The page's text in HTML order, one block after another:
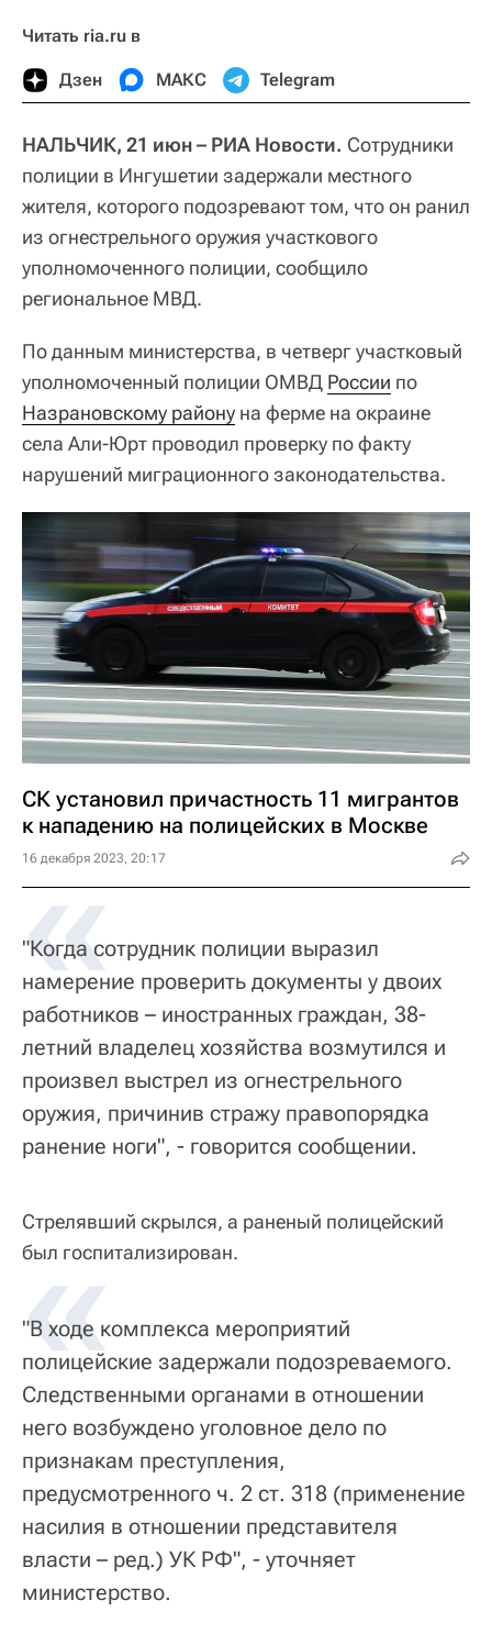
Читать ria.ru в
Дзен МАКС Telegram
НАЛЬЧИК, 21 июн – РИА Новости. Сотрудники
полиции в Ингушетии задержали местного
жителя, которого подозревают том, что он ранил
из огнестрельного оружия участкового
уполномоченного полиции, сообщило
региональное МВД.
По данным министерства, в четверг участковый
уполномоченный полиции ОМВД России по
Назрановскому району на ферме на окраине
села Али-Юрт проводил проверку по факту
нарушений миграционного законодательства.
СК установил причастность 11 мигрантов
к нападению на полицейских в Москве
16 декабря 2023, 20:17
«
"Когда сотрудник полиции выразил
намерение проверить документы у двоих
работников – иностранных граждан, 38-
летний владелец хозяйства возмутился и
произвел выстрел из огнестрельного
оружия, причинив стражу правопорядка
ранение ноги", - говорится сообщении.
Стрелявший скрылся, а раненый полицейский
был госпитализирован.
«
"В ходе комплекса мероприятий
полицейские задержали подозреваемого.
Следственными органами в отношении
него возбуждено уголовное дело по
признакам преступления,
предусмотренного ч. 2 ст. 318 (применение
насилия в отношении представителя
власти – ред.) УК РФ", - уточняет
министерство.